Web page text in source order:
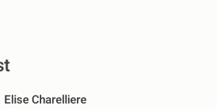
Elise Charelliere